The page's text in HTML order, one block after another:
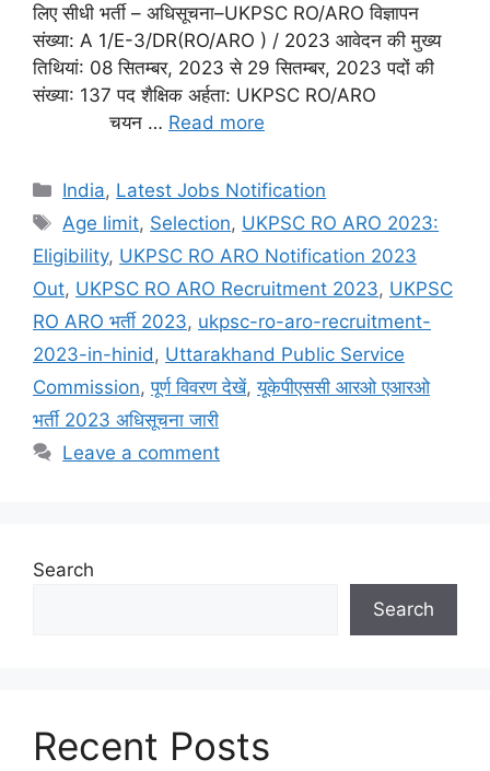
लिए सीधी भर्ती – अधिसूचना–UKPSC RO/ARO विज्ञापन
संख्या: A 1/E-3/DR(RO/ARO ) / 2023 आवेदन की मुख्य
तिथियां: 08 सितम्बर, 2023 से 29 सितम्बर, 2023 पदों की
संख्या: 137 पद शैक्षिक अर्हता: UKPSC RO/ARO
चयन … Read more
India, Latest Jobs Notification
Age limit, Selection, UKPSC RO ARO 2023:
Eligibility, UKPSC RO ARO Notification 2023
Out, UKPSC RO ARO Recruitment 2023, UKPSC
RO ARO भर्ती 2023, ukpsc-ro-aro-recruitment-
2023-in-hinid, Uttarakhand Public Service
Commission,पूर्ण विवरण देखें,यूकेपीएससी आरओ एआरओ
भर्ती 2023 अधिसूचना जारी
Leave a comment
Search
Search
Recent Posts